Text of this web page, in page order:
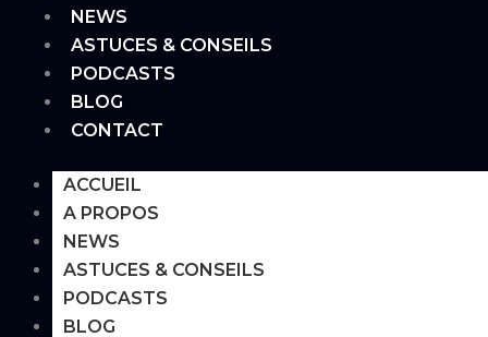
NEWS
ASTUCES & CONSEILS
PODCASTS
BLOG
CONTACT
ACCUEIL
A PROPOS
NEWS
ASTUCES & CONSEILS
PODCASTS
BLOG